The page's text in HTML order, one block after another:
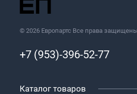
© 2026 Европартс Все права защищены
+7 (953)-396-52-77
Каталог товаров